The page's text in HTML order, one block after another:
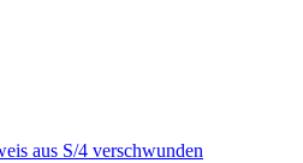
aus S/4 verschwunden